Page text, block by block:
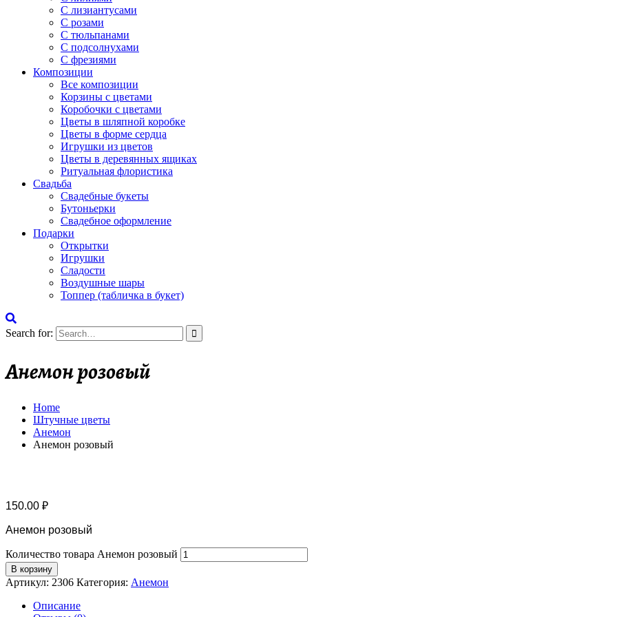
С лизиантусами
С розами
С тюльпанами
С подсолнухами
С фрезиями
Композиции
Все композиции
Корзины с цветами
Коробочки с цветами
Цветы в шляпной коробке
Цветы в форме сердца
Игрушки из цветов
Цветы в деревянных ящиках
Ритуальная флористика
Свадьба
Свадебные букеты
Бутоньерки
Свадебное оформление
Подарки
Открытки
Игрушки
Сладости
Воздушные шары
Топпер (табличка в букет)
Search for:
Анемон розовый
Home
Штучные цветы
Анемон
Анемон розовый
150.00 ₽
Анемон розовый
Количество товара Анемон розовый
В корзину
Артикул: 2306 Категория: Анемон
Описание